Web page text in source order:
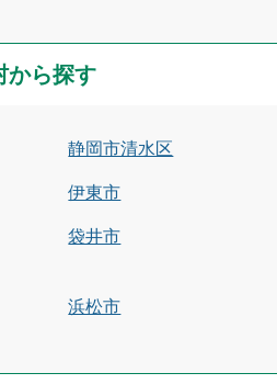
から探す
静岡市清水区
伊東市
袋井市
浜松市